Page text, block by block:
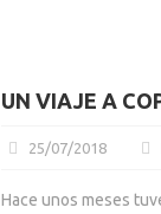
UN VIAJE A
25/07/2018
Hace unos meses